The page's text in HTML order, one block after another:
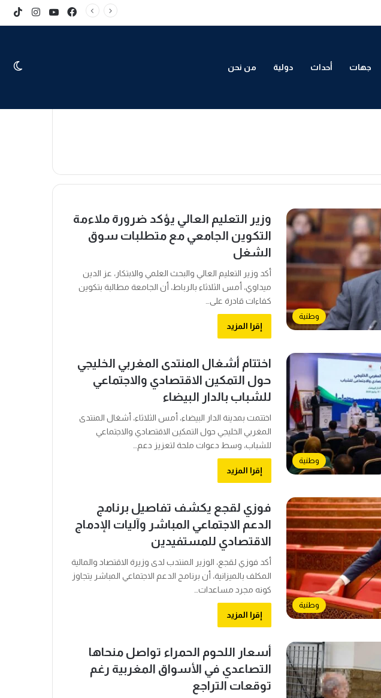
Facebook
YouTube
جهات أحداث دولية من نحن
وطنية
وزير التعليم العالي يؤكد ضرورة ملاءمة
التكوين الجامعي مع متطلبات سوق
الشغل
أكد وزير التعليم العالي والبحث العلمي والابتكار، عز الدين
ميداوي، أمس الثلاثاء بالرباط، أن الجامعة مطالبة بتكوين
كفاءات قادرة على…
إقرا المزيد
وطنية
اختتام أشغال المنتدى المغربي الخليجي
حول التمكين الاقتصادي والاجتماعي
للشباب بالدار البيضاء
اختتمت بمدينة الدار البيضاء، أمس الثلاثاء، أشغال المنتدى
المغربي الخليجي حول التمكين الاقتصادي والاجتماعي
للشباب، وسط دعوات ملحة لتعزيز دعم…
إقرا المزيد
وطنية
فوزي لقجع يكشف تفاصيل برنامج
الدعم الاجتماعي المباشر وآليات الإدماج
الاقتصادي للمستفيدين
أكد فوزي لقجع، الوزير المنتدب لدى وزيرة الاقتصاد والمالية
المكلف بالميزانية، أن برنامج الدعم الاجتماعي المباشر يتجاوز
كونه مجرد مساعدات…
إقرا المزيد
أسعار اللحوم الحمراء تواصل منحاها
التصاعدي في الأسواق المغربية رغم
توقعات التراجع